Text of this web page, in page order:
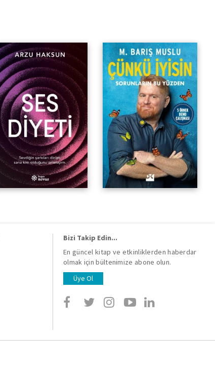
Bizi Takip Edin...
En güncel kitap ve etkinliklerden haberdar
olmak için bültenimize abone olun.
Üye Ol